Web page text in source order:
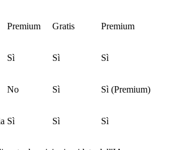
Premium Gratis Premium
Sì Sì Sì
No Sì Sì (Premium)
Sì Sì Sì